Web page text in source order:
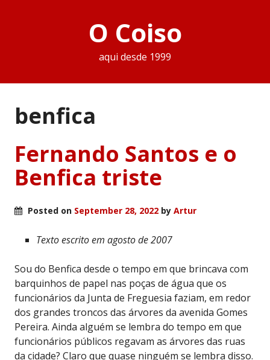
O Coiso
aqui desde 1999
benfica
Fernando Santos e o
Benfica triste
Posted on September 28, 2022 by Artur
Texto escrito em agosto de 2007
Sou do Benfica desde o tempo em que brincava com
barquinhos de papel nas poças de água que os
funcionários da Junta de Freguesia faziam, em redor
dos grandes troncos das árvores da avenida Gomes
Pereira. Ainda alguém se lembra do tempo em que
funcionários públicos regavam as árvores das ruas
da cidade? Claro que quase ninguém se lembra disso.